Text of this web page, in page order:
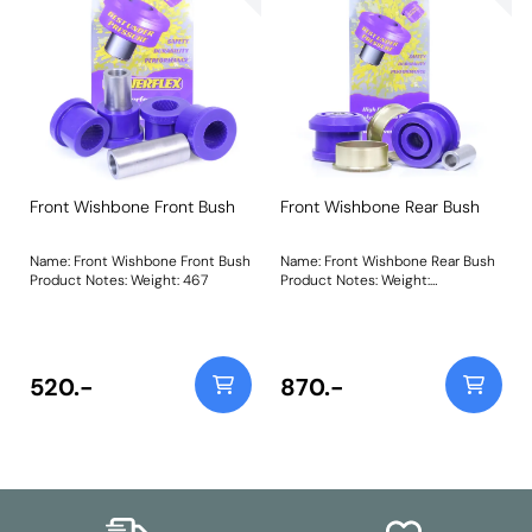
Front Wishbone Front Bush
Name: Front Wishbone Front Bush
Product Notes: Weight: 467
520.-
Front Wishbone Rear Bush
Name: Front Wishbone Rear Bush
Product Notes: Weight:
870.-